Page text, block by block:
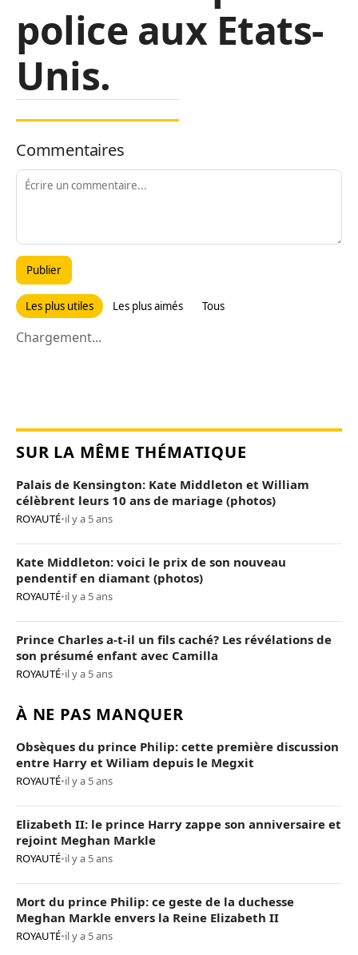
police aux Etats-
Unis.
Commentaires
Publier
Les plus utiles Les plus aimés Tous
Chargement...
SUR LA MÊME THÉMATIQUE
Palais de Kensington: Kate Middleton et William
célèbrent leurs 10 ans de mariage (photos)
ROYAUTÉ•il y a 5 ans
Kate Middleton: voici le prix de son nouveau
pendentif en diamant (photos)
ROYAUTÉ•il y a 5 ans
Prince Charles a-t-il un fils caché? Les révélations de
son présumé enfant avec Camilla
ROYAUTÉ•il y a 5 ans
À NE PAS MANQUER
Obsèques du prince Philip: cette première discussion
entre Harry et Wiliam depuis le Megxit
ROYAUTÉ•il y a 5 ans
Elizabeth II: le prince Harry zappe son anniversaire et
rejoint Meghan Markle
ROYAUTÉ•il y a 5 ans
Mort du prince Philip: ce geste de la duchesse
Meghan Markle envers la Reine Elizabeth II
ROYAUTÉ•il y a 5 ans